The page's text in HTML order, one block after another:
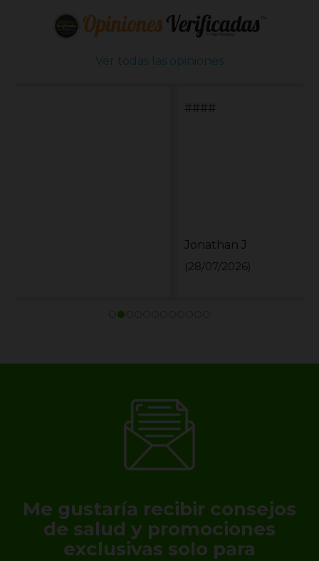
Ver todas las opiniones
Me gustaría recibir consejos
de salud y promociones
exclusivas solo para